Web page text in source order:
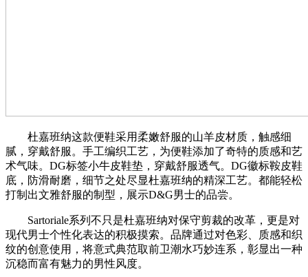
杜嘉班纳这款便鞋采用柔嫩舒服的山羊皮材质，触感细
腻，穿戴舒服。手工编织工艺，为便鞋添加了奇特的质感和艺
术气味。DG标签小牛皮鞋垫，穿戴舒服透气。DG徽标鞍皮鞋
底，防滑耐磨，细节之处尽显杜嘉班纳的精深工艺。都能轻松
打制出文雅舒服的制型，展示D&G男士的品尝。
Sartoriale系列不只是杜嘉班纳对保守剪裁的改革，更是对
现代男士个性化表达的积极摸索。品牌通过对色彩、质感和织
纹的创意使用，将意式典范取前卫潮水巧妙连系，彰显出一种
沉稳而富有魅力的男性风度。